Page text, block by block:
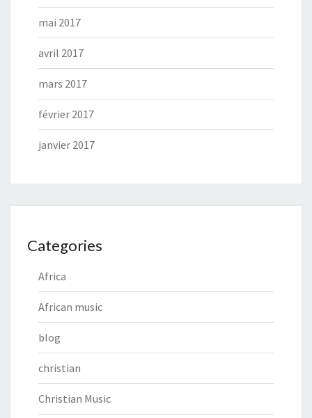
mai 2017
avril 2017
mars 2017
février 2017
janvier 2017
Categories
Africa
African music
blog
christian
Christian Music